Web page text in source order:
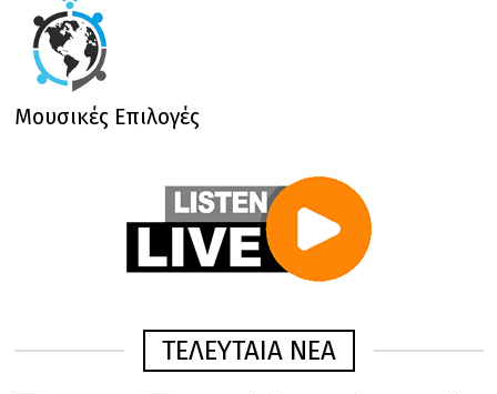
Μουσικές Επιλογές
ΤΕΛΕΥΤΑΙΑ ΝΕΑ